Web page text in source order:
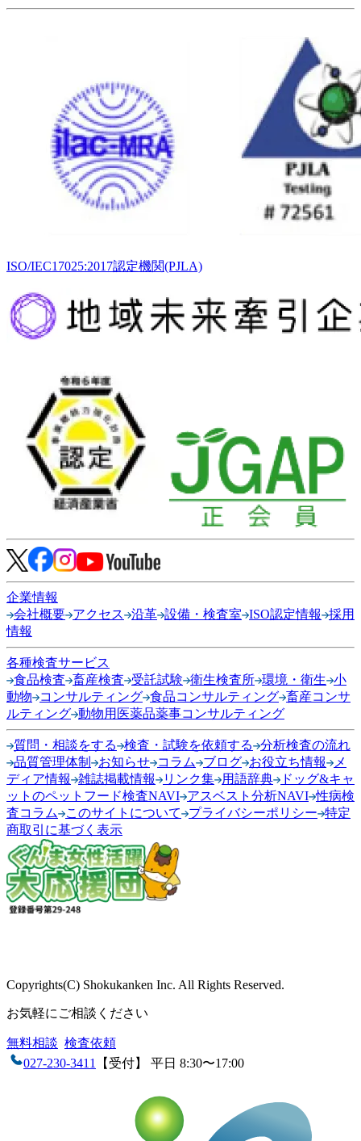
ISO/IEC17025:2017認定機関(PJLA)
企業情報
会社概要 アクセス 沿革 設備・検査室 ISO認定情報
採用
情報
各種検査サービス
食品検査 畜産検査 受託試験 衛生検査所 環境・衛生 小
動物
コンサルティング 食品コンサルティング 畜産コンサ
ルティング 動物用医薬品薬事コンサルティング
質問・相談をする 検査・試験を依頼する
分析検査の流れ
品質管理体制
お知らせ コラム ブログ お役立ち情報
メ
ディア情報
雑誌掲載情報 リンク集 用語辞典
ドッグ&キャ
ットのペットフード検査NAVI アスベスト分析NAVI 性病検
査コラム
このサイトについて プライバシーポリシー 特定
商取引に基づく表示